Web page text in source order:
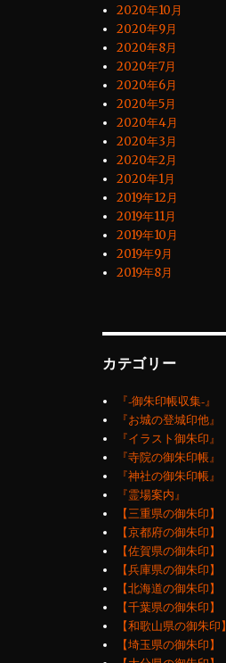
2020年10月
2020年9月
2020年8月
2020年7月
2020年6月
2020年5月
2020年4月
2020年3月
2020年2月
2020年1月
2019年12月
2019年11月
2019年10月
2019年9月
2019年8月
カテゴリー
『‐御朱印帳収集‐』
『お城の登城印他』
『イラスト御朱印』
『寺院の御朱印帳』
『神社の御朱印帳』
『霊場案内』
【三重県の御朱印】
【京都府の御朱印】
【佐賀県の御朱印】
【兵庫県の御朱印】
【北海道の御朱印】
【千葉県の御朱印】
【和歌山県の御朱印】
【埼玉県の御朱印】